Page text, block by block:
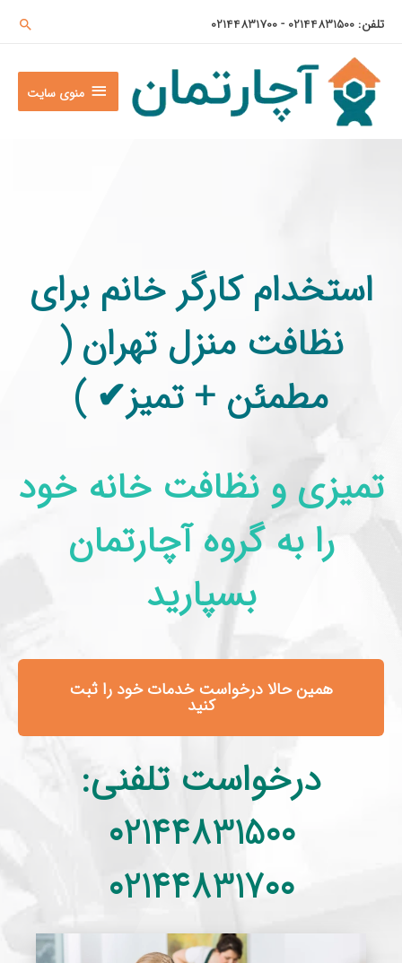
تلفن: 02144831500 - 02144831700
منوی سایت
استخدام کارگر خانم برای
نظافت منزل تهران (
مطمئن + تمیز✔ )
تمیزی و نظافت خانه خود
را به گروه آچارتمان
بسپارید
همین حالا درخواست خدمات خود را ثبت
کنید
درخواست تلفنی:
02144831500
02144831700